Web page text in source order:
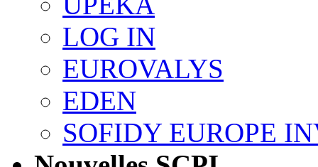
LOG IN
EUROVALYS
EDEN
SOFIDY EUROPE